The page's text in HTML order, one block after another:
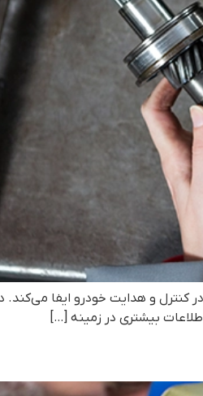
و هدایت خودرو ایفا می‌کند.
بیشتری در زمینه […]